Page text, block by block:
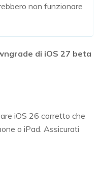
non funzionare
di iOS 27 beta
iOS 26 corretto che
o iPad. Assicurati